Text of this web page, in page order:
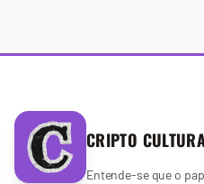
CRIPTO
Entende-se que o